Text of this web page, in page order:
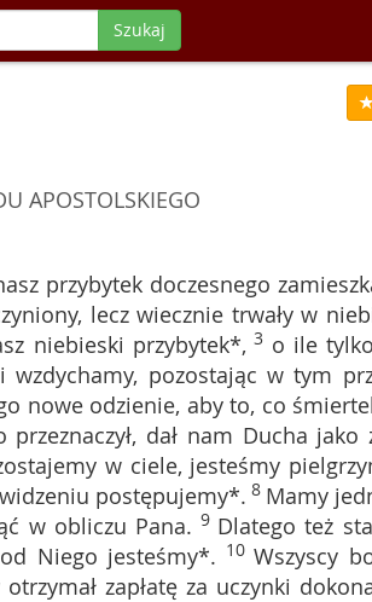
Szukaj
APOSTOLSKIEGO
przybytek doczesnego
lecz wiecznie trwały w
niebieski przybytek*, 3 o ile
wzdychamy, pozostając w tym
nowe odzienie, aby to, co
dał nam Ducha jako
w ciele, jesteśmy
postępujemy*. 8 Mamy
w obliczu Pana. 9 Dlatego też
Niego jesteśmy*. 10Wszyscy
zapłatę za uczynki